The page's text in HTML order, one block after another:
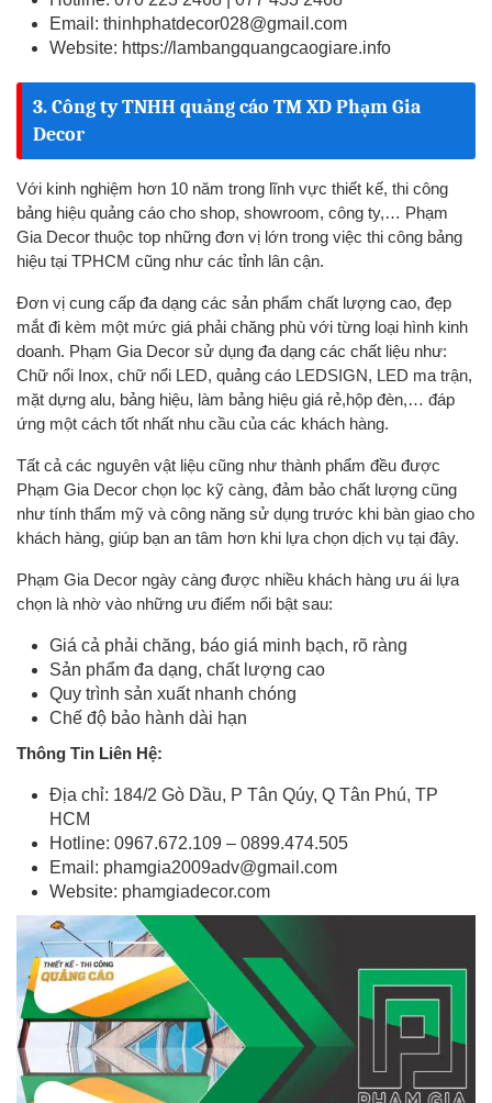
Email: thinhphatdecor028@gmail.com
Website: https://lambangquangcaogiare.info
3. Công ty TNHH quảng cáo TM XD Phạm Gia
Decor
Với kinh nghiệm hơn 10 năm trong lĩnh vực thiết kế, thi công
bảng hiệu quảng cáo cho shop, showroom, công ty,… Phạm
Gia Decor thuộc top những đơn vị lớn trong việc thi công bảng
hiệu tại TPHCM cũng như các tỉnh lân cận.
Đơn vị cung cấp đa dạng các sản phẩm chất lượng cao, đẹp
mắt đi kèm một mức giá phải chăng phù với từng loại hình kinh
doanh. Phạm Gia Decor sử dụng đa dạng các chất liệu như:
Chữ nổi Inox, chữ nổi LED, quảng cáo LEDSIGN, LED ma trận,
mặt dựng alu, bảng hiệu, làm bảng hiệu giá rẻ,hộp đèn,… đáp
ứng một cách tốt nhất nhu cầu của các khách hàng.
Tất cả các nguyên vật liệu cũng như thành phẩm đều được
Phạm Gia Decor chọn lọc kỹ càng, đảm bảo chất lượng cũng
như tính thẩm mỹ và công năng sử dụng trước khi bàn giao cho
khách hàng, giúp bạn an tâm hơn khi lựa chọn dịch vụ tại đây.
Phạm Gia Decor ngày càng được nhiều khách hàng ưu ái lựa
chọn là nhờ vào những ưu điểm nổi bật sau:
Giá cả phải chăng, báo giá minh bạch, rõ ràng
Sản phẩm đa dạng, chất lượng cao
Quy trình sản xuất nhanh chóng
Chế độ bảo hành dài hạn
Thông Tin Liên Hệ:
Địa chỉ: 184/2 Gò Dầu, P Tân Qúy, Q Tân Phú, TP
HCM
Hotline: 0967.672.109 – 0899.474.505
Email: phamgia2009adv@gmail.com
Website: phamgiadecor.com